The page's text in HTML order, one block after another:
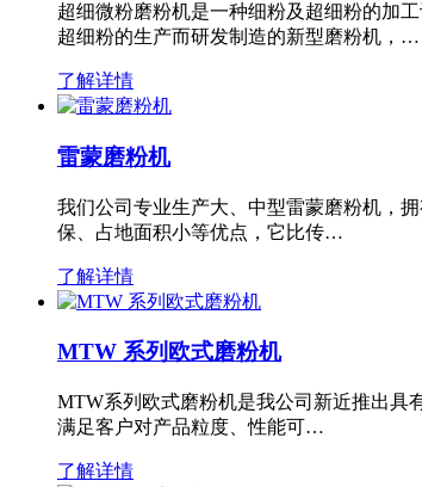
超细微粉磨粉机是一种细粉及超细粉的加
超细粉的生产而研发制造的新型磨粉机，…
了解详情
雷蒙磨粉机
我们公司专业生产大、中型雷蒙磨粉机，
保、占地面积小等优点，它比传…
了解详情
MTW 系列欧式磨粉机
MTW系列欧式磨粉机是我公司新近推出具
满足客户对产品粒度、性能可…
了解详情